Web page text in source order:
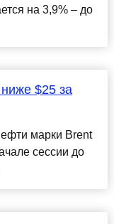
на 3,9% – до
$25 за
марки Brent
сессии до